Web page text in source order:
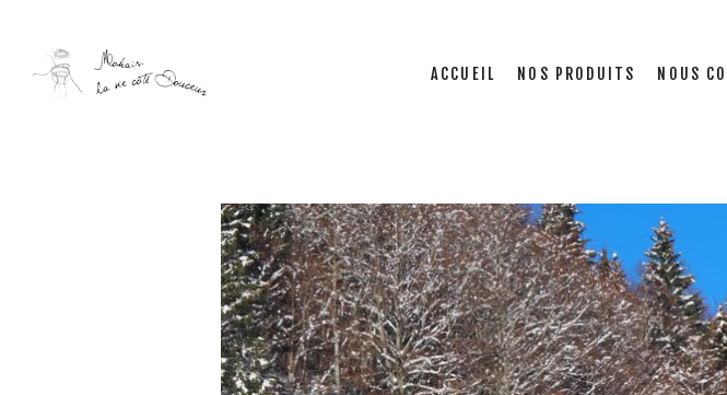
ACCUEIL NOS PRODUITS NOUS